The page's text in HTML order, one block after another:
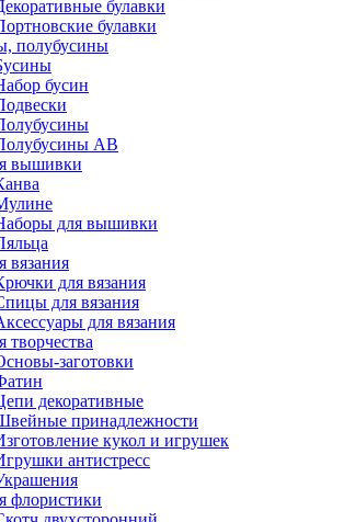
булавки
булавки
полубусины
бусин
AB
вышивки
для вышивки
вязания
для вязания
для вязания
для вязания
творчества
заготовки
декоративные
принадлежности
кукол и игрушек
антистресс
флористики